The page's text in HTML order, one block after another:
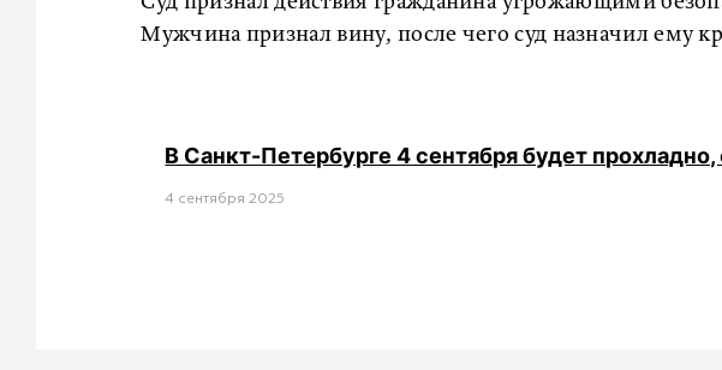
Мужчина признал вину, после чего суд назначил ему
В Санкт-Петербурге 4 сентября будет
4 сентября 2025